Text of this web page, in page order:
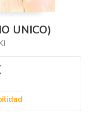
UNICO)